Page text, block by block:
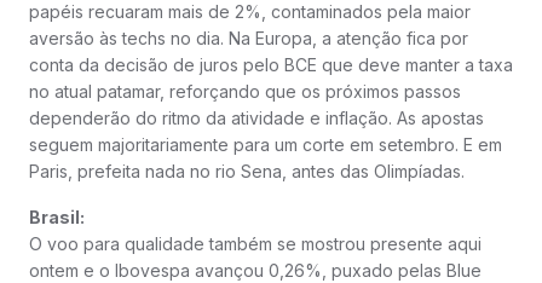
papéis recuaram mais de 2%, contaminados pela maior
aversão às techs no dia. Na Europa, a atenção fica por
conta da decisão de juros pelo BCE que deve manter a taxa
no atual patamar, reforçando que os próximos passos
dependerão do ritmo da atividade e inflação. As apostas
seguem majoritariamente para um corte em setembro. E em
Paris, prefeita nada no rio Sena, antes das Olimpíadas.
Brasil:
O voo para qualidade também se mostrou presente aqui
ontem e o Ibovespa avançou 0,26%, puxado pelas Blue